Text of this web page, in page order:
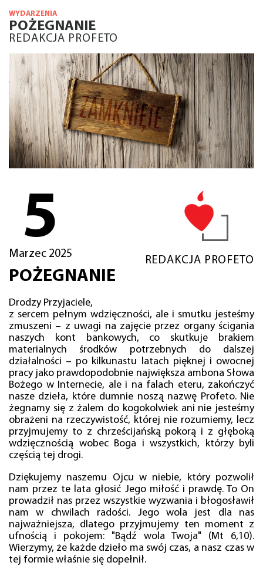
WYDARZENIA
POŻEGNANIE
REDAKCJA PROFETO
5
Marzec 2025
REDAKCJA PROFETO
POŻEGNANIE
Drodzy Przyjaciele,
z sercem pełnym wdzięczności, ale i smutku jesteśmy
zmuszeni – z uwagi na zajęcie przez organy ścigania
naszych kont bankowych, co skutkuje brakiem
materialnych środków potrzebnych do dalszej
działalności – po kilkunastu latach pięknej i owocnej
pracy jako prawdopodobnie największa ambona Słowa
Bożego w Internecie, ale i na falach eteru, zakończyć
nasze dzieła, które dumnie noszą nazwę Profeto. Nie
żegnamy się z żalem do kogokolwiek ani nie jesteśmy
obrażeni na rzeczywistość, której nie rozumiemy, lecz
przyjmujemy to z chrześcijańską pokorą i z głęboką
wdzięcznością wobec Boga i wszystkich, którzy byli
częścią tej drogi.
Dziękujemy naszemu Ojcu w niebie, który pozwolił
nam przez te lata głosić Jego miłość i prawdę. To On
prowadził nas przez wszystkie wyzwania i błogosławił
nam w chwilach radości. Jego wola jest dla nas
najważniejsza, dlatego przyjmujemy ten moment z
ufnością i pokojem: "Bądź wola Twoja" (Mt 6,10).
Wierzymy, że każde dzieło ma swój czas, a nasz czas w
tej formie właśnie się dopełnił.